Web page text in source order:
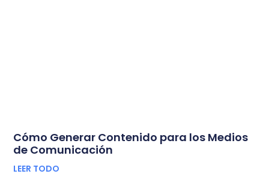
Cómo Generar Contenido para los Medios
de Comunicación
LEER TODO